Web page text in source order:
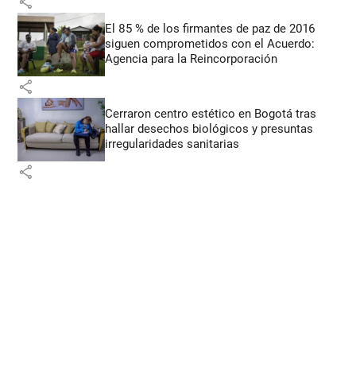
El 85 % de los firmantes de paz de 2016
siguen comprometidos con el Acuerdo:
Agencia para la Reincorporación
share
Cerraron centro estético en Bogotá tras
hallar desechos biológicos y presuntas
irregularidades sanitarias
share